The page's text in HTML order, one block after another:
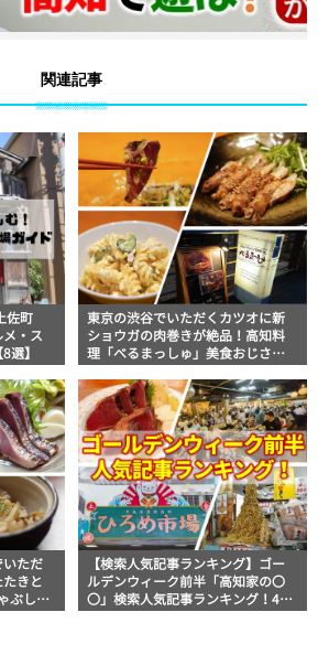
関連記事
佐町
メ・ス
選】
東京の渋谷でいただくカツオに新
ショウガの肉巻きが絶品！高知料
理「べるまっしゅ」美食おじさん
知グルメPro】
ただ
きと
ぶしゃ
【検索人気記事ランキング】ゴー
ルデンウィーク前半「高知家の〇
〇」検索人気記事ランキング！4月